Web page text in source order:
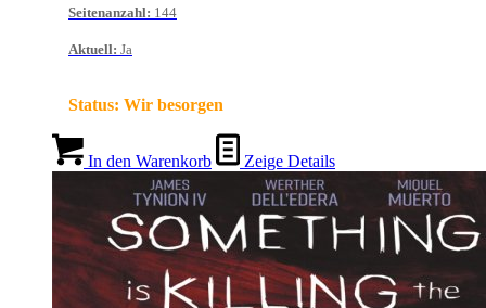
Seitenanzahl: 144
Aktuell: Ja
Status: Wir besorgen
In den Warenkorb Zeige Details